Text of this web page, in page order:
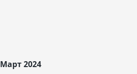
Март 2024